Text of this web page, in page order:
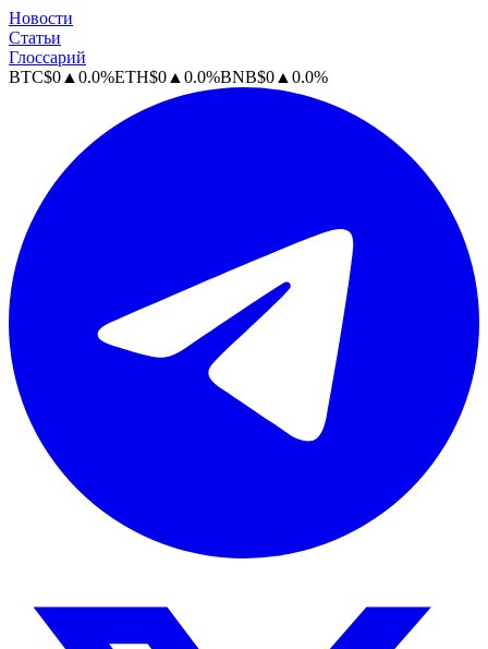
Новости
Статьи
Глоссарий
BTC$0 ▲ 0.0%ETH$0 ▲ 0.0%BNB$0 ▲ 0.0%